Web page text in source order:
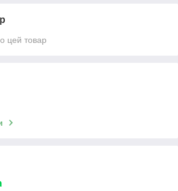
цей товар